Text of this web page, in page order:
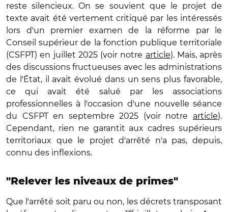
reste silencieux. On se souvient que le projet de
texte avait été vertement critiqué par les intéressés
lors d'un premier examen de la réforme par le
Conseil supérieur de la fonction publique territoriale
(CSFPT) en juillet 2025 (voir notre article). Mais, après
des discussions fructueuses avec les administrations
de l'État, il avait évolué dans un sens plus favorable,
ce qui avait été salué par les associations
professionnelles à l'occasion d'une nouvelle séance
du CSFPT en septembre 2025 (voir notre article).
Cependant, rien ne garantit aux cadres supérieurs
territoriaux que le projet d'arrêté n'a pas, depuis,
connu des inflexions.
"Relever les niveaux de primes"
Que l'arrêté soit paru ou non, les décrets transposant